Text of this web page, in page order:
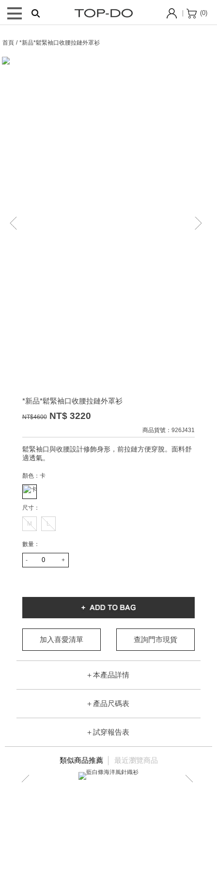
(0)
首頁 / *新品*鬆緊袖口收腰拉鏈外罩衫
*新品*鬆緊袖口收腰拉鏈外罩衫
NT$4600 NT$ 3220
商品貨號：926J431
鬆緊袖口與收腰設計修飾身形，前拉鏈方便穿脫。面料舒
適透氣。
顏色： 卡
尺寸：
M L
數量：
- +
加入喜愛清單 查詢門市現貨
＋本產品詳情
＋ 產品尺碼表
＋試穿報告表
類似商品推薦 最近瀏覽商品